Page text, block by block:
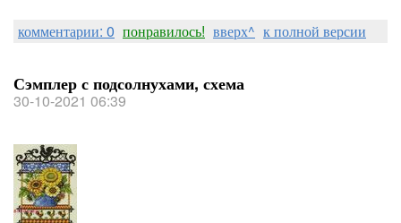
комментарии: 0 понравилось! вверх^ к полной версии
Сэмплер с подсолнухами, схема
30-10-2021 06:39